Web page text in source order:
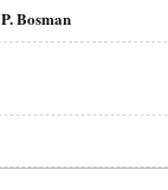
Bosman